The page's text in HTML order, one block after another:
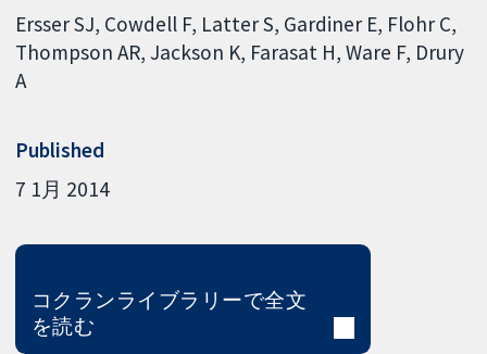
Ersser SJ Cowdell F Latter S Gardiner E Flohr C
Thompson AR Jackson K Farasat H Ware F Drury
A
Published
7 1月 2014
コクランライブラリーで全文
を読む